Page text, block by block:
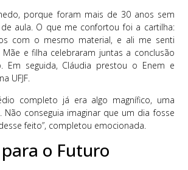
porque foram mais de 30 anos sem
aula. O que me confortou foi a cartilha:
com o mesmo material, e ali me senti
Mãe e filha celebraram juntas a conclusão
Em seguida, Cláudia prestou o Enem e
UFJF.
completo já era algo magnífico, uma
Não conseguia imaginar que um dia fosse
feito”, completou emocionada.
o Futuro